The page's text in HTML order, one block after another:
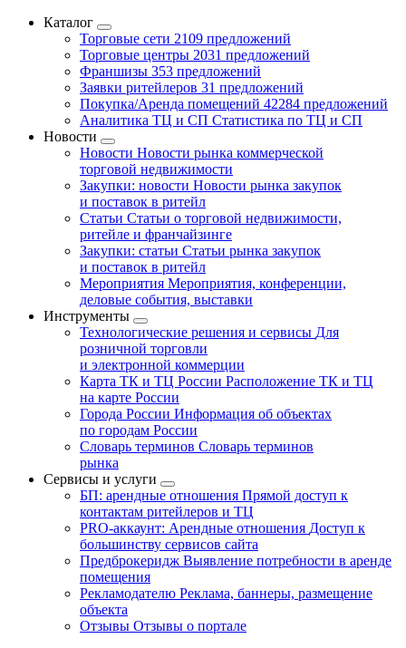
Каталог
Торговые сети 2109 предложений
Торговые центры 2031 предложений
Франшизы 353 предложений
Заявки ритейлеров 31 предложений
Покупка/Аренда помещений 42284 предложений
Аналитика ТЦ и СП Статистика по ТЦ и СП
Новости
Новости Новости рынка коммерческой
торговой недвижимости
Закупки: новости Новости рынка закупок
и поставок в ритейл
Статьи Статьи о торговой недвижимости,
ритейле и франчайзинге
Закупки: статьи Статьи рынка закупок
и поставок в ритейл
Мероприятия Мероприятия, конференции,
деловые события, выставки
Инструменты
Технологические решения и сервисы Для
розничной торговли
и электронной коммерции
Карта ТК и ТЦ России Расположение ТК и ТЦ
на карте России
Города России Информация об объектах
по городам России
Словарь терминов Словарь терминов
рынка
Сервисы и услуги
БП: арендные отношения Прямой доступ к
контактам ритейлеров и ТЦ
PRO-аккаунт: Арендные отношения Доступ к
большинству сервисов сайта
Предброкеридж Выявление потребности в аренде
помещения
Рекламодателю Реклама, баннеры, размещение
объекта
Отзывы Отзывы о портале